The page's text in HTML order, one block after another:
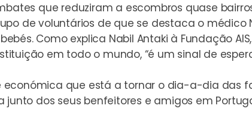
que reduziram a escombros quase
de voluntários de que se destaca o médico
Como explica Nabil Antaki à Fundação
em todo o mundo, “é um sinal de
que está a tornar o dia-a-dia das
dos seus benfeitores e amigos em